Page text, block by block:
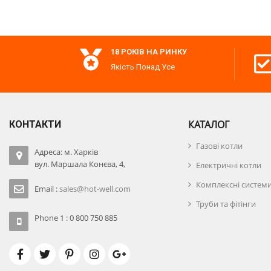
18 РОКІВ НА РИНКУ
Якість Понад Усе
КОНТАКТИ
Адреса: м. Харків
вул. Маршала Конєва, 4,
Email :sales@hot-well.com
Phone 1 : 0 800 750 885
КАТАЛОГ
Газові котли
Електричні котли
Комплексні системи
Труби та фітінги